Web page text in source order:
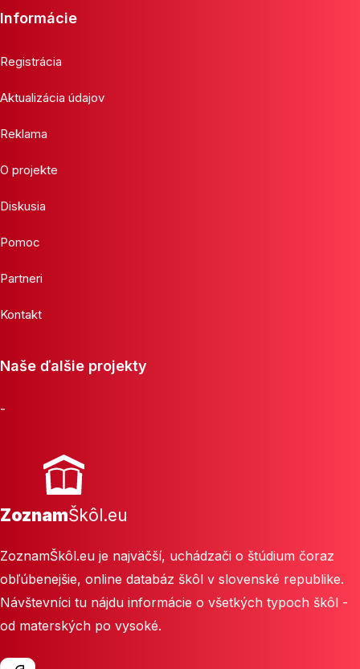
Informácie
Registrácia
Aktualizácia údajov
Reklama
O projekte
Diskusia
Pomoc
Partneri
Kontakt
Naše ďalšie projekty
-
ZoznamŠkôl.eu
ZoznamŠkôl.eu je najväčší, uchádzači o štúdium čoraz
obľúbenejšie, online databáz škôl v slovenské republike.
Návštevníci tu nájdu informácie o všetkých typoch škôl -
od materských po vysoké.